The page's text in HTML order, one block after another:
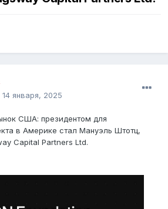
14 января, 2025
США: президентом для
в Америке стал Мануэль Штотц,
Capital Partners Ltd.